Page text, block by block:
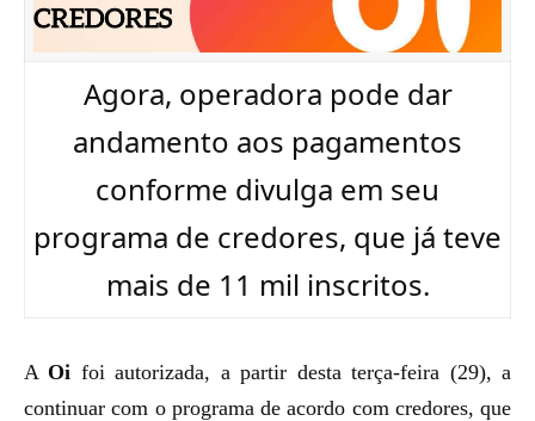
Agora, operadora pode dar
andamento aos pagamentos
conforme divulga em seu
programa de credores, que já teve
mais de 11 mil inscritos.
A Oi foi autorizada, a partir desta terça-feira (29), a
continuar com o programa de acordo com credores, que